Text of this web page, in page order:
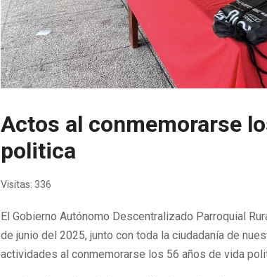
Actos al conmemorarse
politica
Visitas: 336
El Gobierno Autónomo Descentralizado Parroquial
de junio del 2025, junto con toda la ciudadanía de
actividades al conmemorarse los 56 años de vida